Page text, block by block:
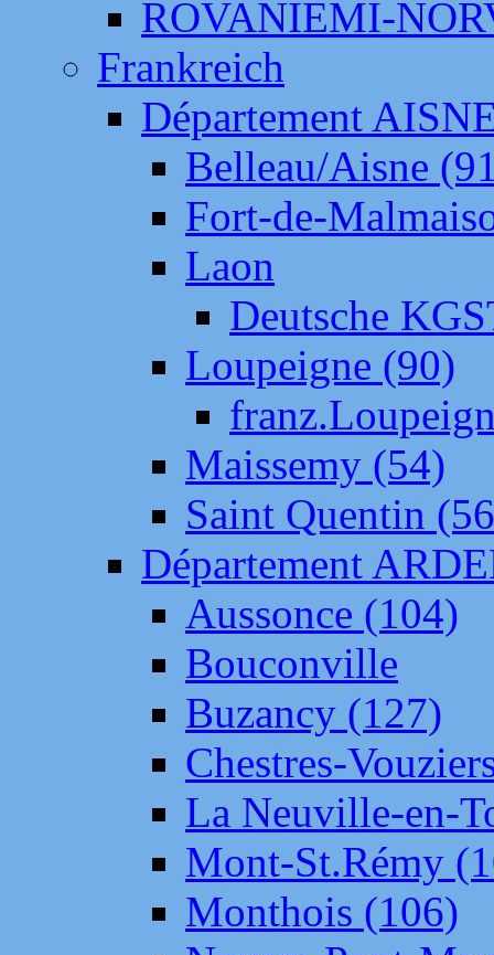
ROVANIEMI-
Frankreich
Département
Belleau/Aisne
Fort-de-
Laon
Deutsche
Loupeigne (90)
Maissemy (54)
Saint Quentin
Département
Aussonce (104)
Bouconville
Buzancy (127)
Chestres-
La Neuville-en-
Mont-St.Rémy
Monthois (106)